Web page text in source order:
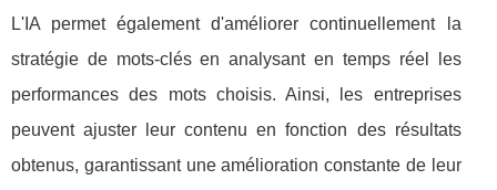
L'IA permet également d'améliorer continuellement la
stratégie de mots-clés en analysant en temps réel les
performances des mots choisis. Ainsi, les entreprises
peuvent ajuster leur contenu en fonction des résultats
obtenus, garantissant une amélioration constante de leur